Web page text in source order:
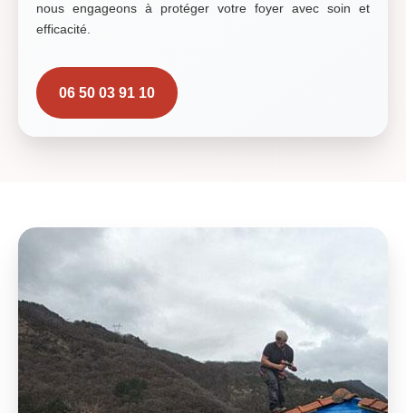
nous engageons à protéger votre foyer avec soin et
efficacité.
06 50 03 91 10